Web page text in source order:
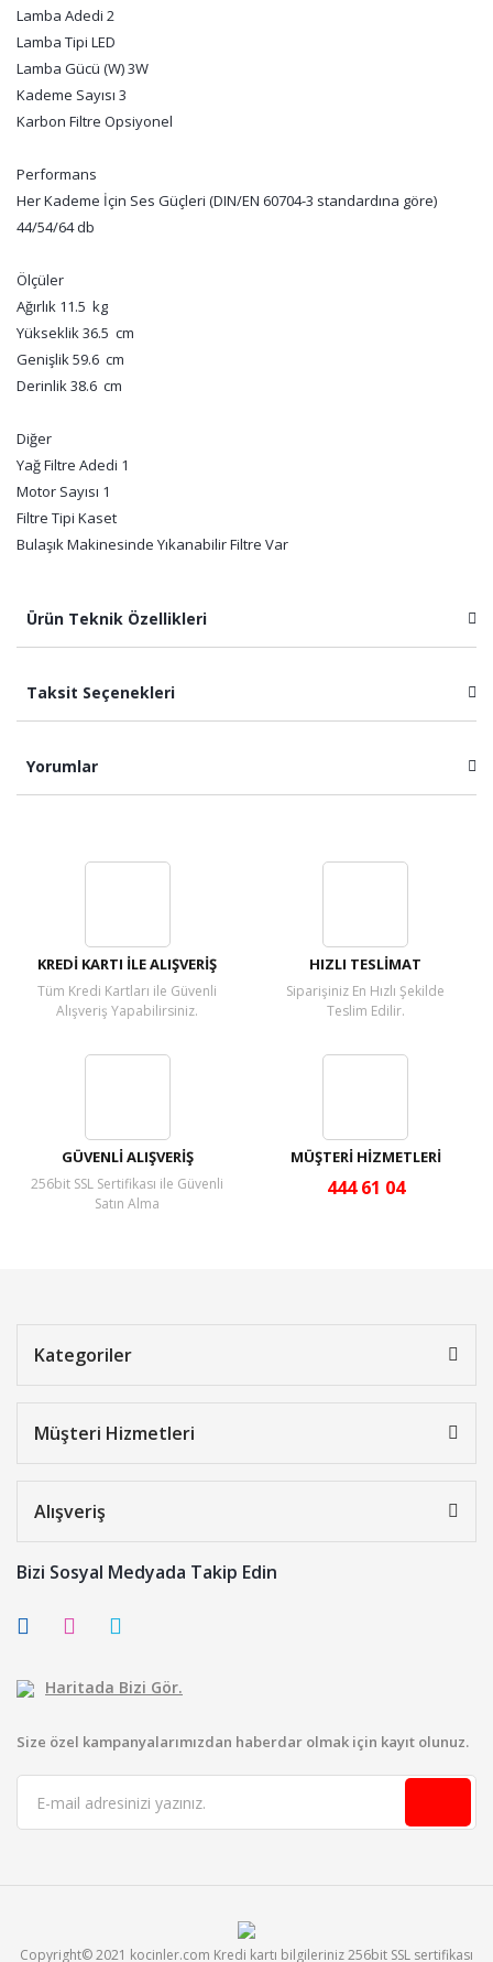
Lamba Adedi 2
Lamba Tipi LED
Lamba Gücü (W) 3W
Kademe Sayısı 3
Karbon Filtre Opsiyonel
Performans
Her Kademe İçin Ses Güçleri (DIN/EN 60704-3 standardına göre)
44/54/64 db
Ölçüler
Ağırlık 11.5 kg
Yükseklik 36.5 cm
Genişlik 59.6 cm
Derinlik 38.6 cm
Diğer
Yağ Filtre Adedi 1
Motor Sayısı 1
Filtre Tipi Kaset
Bulaşık Makinesinde Yıkanabilir Filtre Var
Ürün Teknik Özellikleri
Taksit Seçenekleri
Yorumlar
KREDİ KARTI İLE ALIŞVERİŞ
Tüm Kredi Kartları ile Güvenli
Alışveriş Yapabilirsiniz.
HIZLI TESLİMAT
Siparişiniz En Hızlı Şekilde
Teslim Edilir.
GÜVENLİ ALIŞVERİŞ
256bit SSL Sertifikası ile Güvenli
Satın Alma
MÜŞTERİ HİZMETLERİ
444 61 04
Kategoriler
Müşteri Hizmetleri
Alışveriş
Bizi Sosyal Medyada Takip Edin
Haritada Bizi Gör.
Size özel kampanyalarımızdan haberdar olmak için kayıt olunuz.
Copyright© 2021 kocinler.com Kredi kartı bilgileriniz 256bit SSL sertifikası